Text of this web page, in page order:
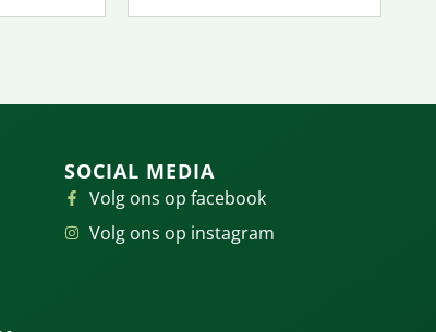
SOCIAL MEDIA
Volg ons op facebook
Volg ons op instagram